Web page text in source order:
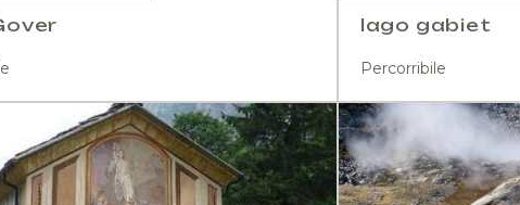
lago gabiet
Percorribile